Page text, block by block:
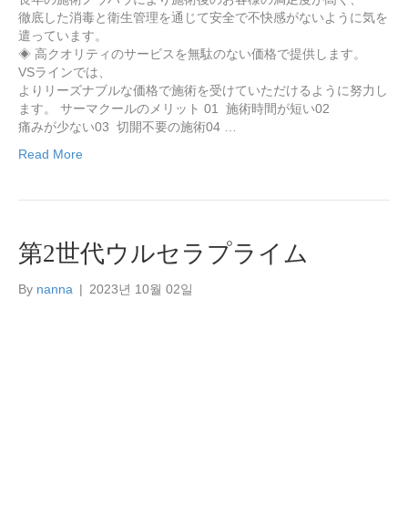
徹底した消毒と衛生管理を通じて安全で不快感がないように気を
遣っています。
◈ 高クオリティのサービスを無駄のない価格で提供します。
VSラインでは、
よりリーズナブルな価格で施術を受けていただけるように努力し
ます。 サーマクールのメリット 01 施術時間が短い02
痛みが少ない03 切開不要の施術04 …
Read More
第2世代ウルセラプライム
By nanna | 2023년 10월 02일